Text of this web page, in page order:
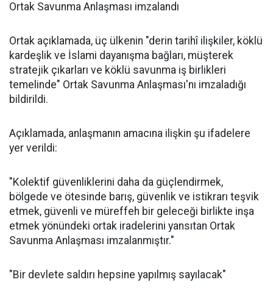
Ortak Savunma Anlaşması imzalandı
Ortak açıklamada, üç ülkenin "derin tarihî ilişkiler, köklü
kardeşlik ve İslami dayanışma bağları, müşterek
stratejik çıkarları ve köklü savunma iş birlikleri
temelinde" Ortak Savunma Anlaşması'nı imzaladığı
bildirildi.
Açıklamada, anlaşmanın amacına ilişkin şu ifadelere
yer verildi:
"Kolektif güvenliklerini daha da güçlendirmek,
bölgede ve ötesinde barış, güvenlik ve istikrarı teşvik
etmek, güvenli ve müreffeh bir geleceği birlikte inşa
etmek yönündeki ortak iradelerini yansıtan Ortak
Savunma Anlaşması imzalanmıştır."
"Bir devlete saldırı hepsine yapılmış sayılacak"